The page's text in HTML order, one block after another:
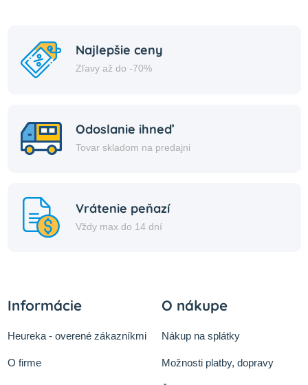
Najlepšie ceny
Zľavy až do -70%
Odoslanie ihneď
Tovar skladom na predajni
Vrátenie peňazí
Vždy max do 14 dní
Informácie
Heureka - overené zákazníkmi
O firme
O nákupe
Nákup na splátky
Možnosti platby, dopravy